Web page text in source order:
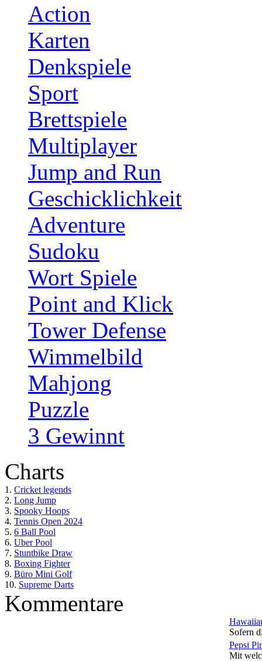
Action
Karten
Denkspiele
Sport
Brettspiele
Multiplayer
Jump and Run
Geschicklichkeit
Adventure
Sudoku
Wort Spiele
Point and Klick
Tower Defense
Wimmelbild
Mahjong
Puzzle
3 Gewinnt
Charts
1. Cricket legends
2. Long Jump
3. Spooky Hoops
4. Tennis Open 2024
5. 6 Ball Pool
6. Uber Pool
7. Stuntbike Draw
8. Boxing Fighter
9. Büro Mini Golf
10. Supreme Darts
Kommentare
Sofern
Pepsi
Mit